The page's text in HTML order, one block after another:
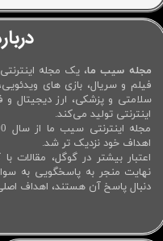
مجله سیب ما، یک مجله
فیلم و سریال، بازی های
سلامتی و پزشکی، ارز دیجیتال
اینترنتی تولید می‌کند.
اهداف خود نزدیک تر شد.
اعتبار بیشتر در گوگل، مقالات
نهایت منجر به پاسخگویی به
دنبال پاسخ آن هستند، اهداف